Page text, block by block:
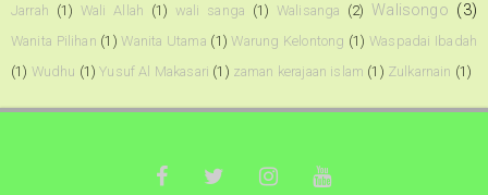
Jarrah (1) Wali Allah (1) wali sanga (1) Walisanga (2) Walisongo (3)
Wanita Pilihan (1) Wanita Utama (1) Warung Kelontong (1) Waspadai Ibadah
(1) Wudhu (1) Yusuf Al Makasari (1) zaman kerajaan islam (1) Zulkarnain (1)